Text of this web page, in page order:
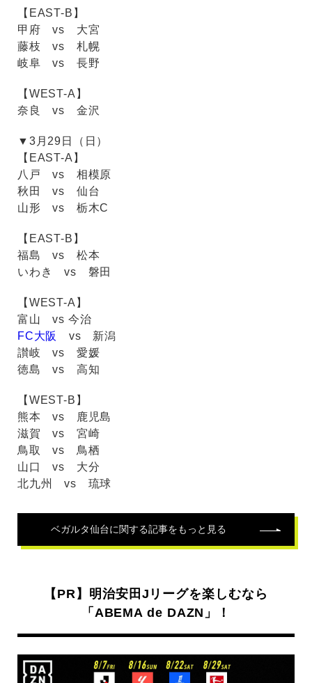
【EAST-B】
甲府 vs 大宮
藤枝 vs 札幌
岐阜 vs 長野
【WEST-A】
奈良 vs 金沢
▼3月29日（日）
【EAST-A】
八戸 vs 相模原
秋田 vs 仙台
山形 vs 栃木C
【EAST-B】
福島 vs 松本
いわき vs 磐田
【WEST-A】
富山 vs 今治
FC大阪
vs 新潟
讃岐 vs 愛媛
徳島 vs 高知
【WEST-B】
熊本 vs 鹿児島
滋賀 vs 宮崎
鳥取 vs 鳥栖
山口 vs 大分
北九州 vs 琉球
ベガルタ仙台に関する記事をもっと見る
【PR】明治安田Jリーグを楽しむなら
「ABEMA de DAZN」！